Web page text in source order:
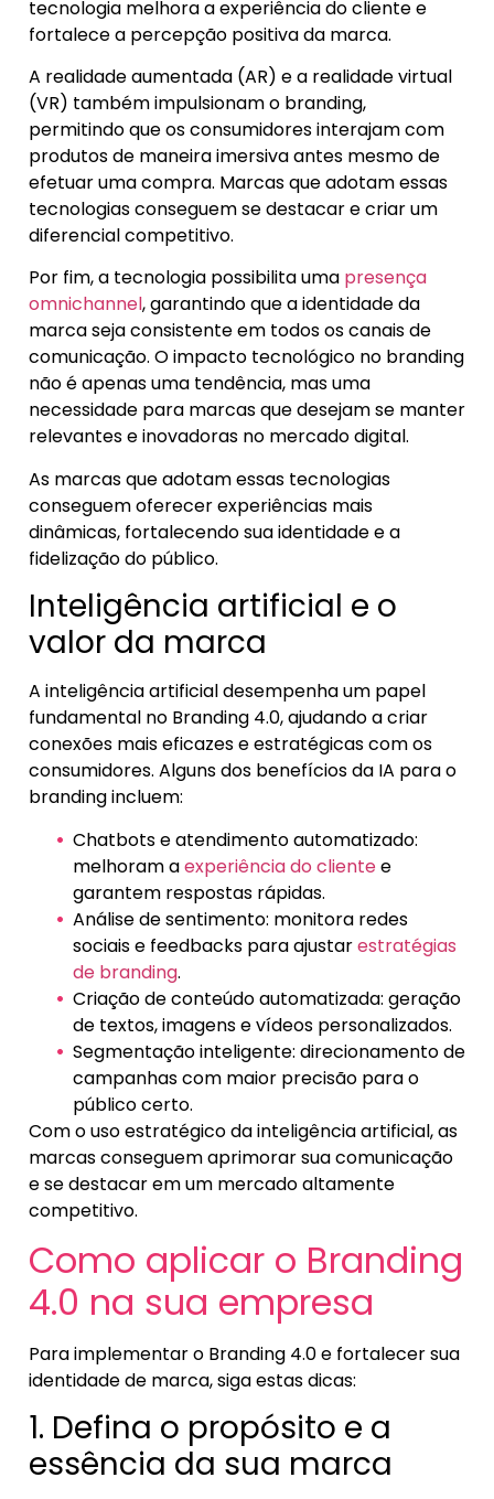
tecnologia melhora a experiência do cliente e
fortalece a percepção positiva da marca.
A realidade aumentada (AR) e a realidade virtual
(VR) também impulsionam o branding,
permitindo que os consumidores interajam com
produtos de maneira imersiva antes mesmo de
efetuar uma compra. Marcas que adotam essas
tecnologias conseguem se destacar e criar um
diferencial competitivo.
Por fim, a tecnologia possibilita uma presença
omnichannel, garantindo que a identidade da
marca seja consistente em todos os canais de
comunicação. O impacto tecnológico no branding
não é apenas uma tendência, mas uma
necessidade para marcas que desejam se manter
relevantes e inovadoras no mercado digital.
As marcas que adotam essas tecnologias
conseguem oferecer experiências mais
dinâmicas, fortalecendo sua identidade e a
fidelização do público.
Inteligência artificial e o
valor da marca
A inteligência artificial desempenha um papel
fundamental no Branding 4.0, ajudando a criar
conexões mais eficazes e estratégicas com os
consumidores. Alguns dos benefícios da IA para o
branding incluem:
Chatbots e atendimento automatizado:
melhoram aexperiência do clientee
garantem respostas rápidas.
Análise de sentimento: monitora redes
sociais e feedbacks para ajustarestratégias
de branding.
Criação de conteúdo automatizada: geração
de textos, imagens e vídeos personalizados.
Segmentação inteligente: direcionamento de
campanhas com maior precisão para o
público certo.
Com o uso estratégico da inteligência artificial, as
marcas conseguem aprimorar sua comunicação
e se destacar em um mercado altamente
competitivo.
Como aplicar o Branding
4.0 na sua empresa
Para implementar o Branding 4.0 e fortalecer sua
identidade de marca, siga estas dicas:
1. Defina o propósito e a
essência da sua marca